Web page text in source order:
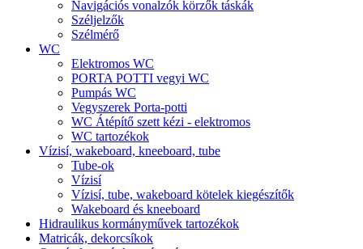
Navigációs vonalzók körzők táskák
Széljelzők
Szélmérő
WC
Elektromos WC
PORTA POTTI vegyi WC
Pumpás WC
Vegyszerek Porta-potti
WC Átépítő szett kézi - elektromos
WC tartozékok
Vízisí, wakeboard, kneeboard, tube
Tube-ok
Vízisí
Vízisí, tube, wakeboard kötelek kiegészítők
Wakeboard és kneeboard
Hidraulikus kormányművek tartozékok
Matricák, dekorcsíkok